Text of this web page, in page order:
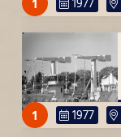
1 1977